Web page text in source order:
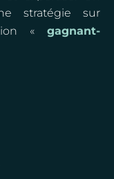
stratégie sur
« gagnant-